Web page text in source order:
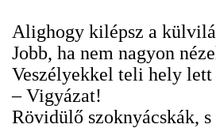
Alighogy kilépsz a
Jobb, ha nem nagyon
Veszélyekkel teli hely lett
– Vigyázat!
Rövidülő szoknyácskák, s